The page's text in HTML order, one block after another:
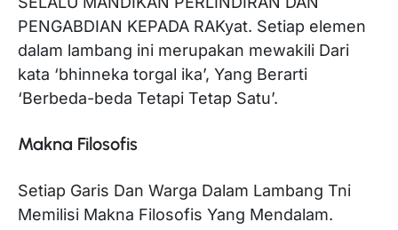
PENGABDIAN KEPADA RAKyat. Setiap elemen
dalam lambang ini merupakan mewakili Dari
kata ‘bhinneka torgal ika’, Yang Berarti
‘Berbeda-beda Tetapi Tetap Satu’.
Makna Filosofis
Setiap Garis Dan Warga Dalam Lambang Tni
Memilisi Makna Filosofis Yang Mendalam.